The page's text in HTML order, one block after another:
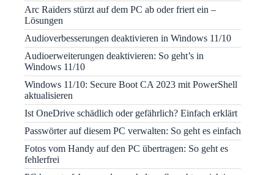
Arc Raiders stürzt auf dem PC ab oder friert ein –
Lösungen
Audioverbesserungen deaktivieren in Windows 11/10
Audioerweiterungen deaktivieren: So geht’s in
Windows 11/10
Windows 11/10: Secure Boot CA 2023 mit PowerShell
aktualisieren
Ist OneDrive schädlich oder gefährlich? Einfach erklärt
Passwörter auf diesem PC verwalten: So geht es einfach
Fotos vom Handy auf den PC übertragen: So geht es
fehlerfrei